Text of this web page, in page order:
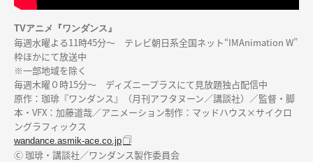
TVアニメ『ワンダンス』
毎週水曜よる11時45分～ テレビ朝日系全国ネット“IMAnimation W”
枠ほかにて放送中
※一部地域を除く
毎週木曜０時15分～ ディズニープラスにて見放題独占配信中
原作：珈琲『ワンダンス』（月刊アフタヌーン／講談社）／監督・脚
本・VFX：加藤道哉／アニメーション制作：マッドハウス×サイクロ
ングラフィックス
wandance.asmik-ace.co.jp
Ⓒ 珈琲・講談社／ワンダンス製作委員会